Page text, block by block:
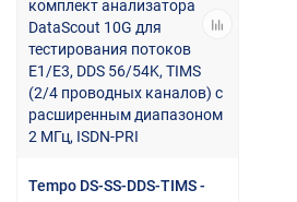
Tempo DS-SS-DDS-TIMS -